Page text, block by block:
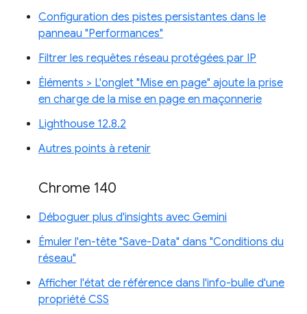
Configuration des pistes persistantes dans le
panneau "Performances"
Filtrer les requêtes réseau protégées par IP
Éléments > L'onglet "Mise en page" ajoute la prise
en charge de la mise en page en maçonnerie
Lighthouse 12.8.2
Autres points à retenir
Chrome 140
Déboguer plus d'insights avec Gemini
Émuler l'en-tête "Save-Data" dans "Conditions du
réseau"
Afficher l'état de référence dans l'info-bulle d'une
propriété CSS